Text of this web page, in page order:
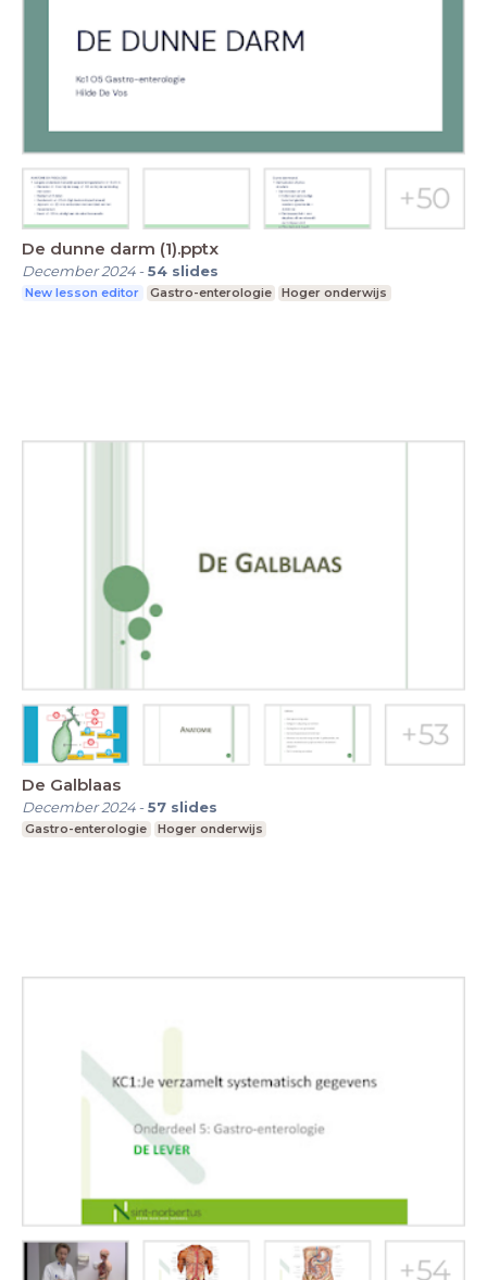
De dunne darm (1).pptx
December 2024-54 slides
New lesson editor Gastro-enterologie Hoger onderwijs
De Galblaas
December 2024-57 slides
Gastro-enterologie Hoger onderwijs